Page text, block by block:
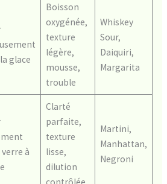
glace
Boisson
oxygénée,
texture
légère,
mousse,
trouble
Whiskey
Sour,
Daiquiri,
Margarita
à
Clarté
parfaite,
texture
lisse,
dilution
Martini,
Manhattan,
Negroni